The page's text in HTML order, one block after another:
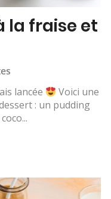
la fraise et
lancée
Voici une
: un pudding